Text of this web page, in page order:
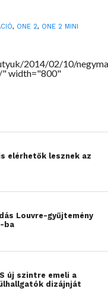
, ONE 2, ONE 2 MINI
2014/02/10/
" width="800"
elérhetők lesznek az
Louvre-gyűjtemény
ba
S új szintre emeli a
dizájnját